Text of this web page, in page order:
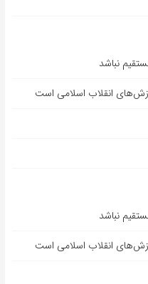
نباشد
انقلاب اسلامی است
نباشد
انقلاب اسلامی است